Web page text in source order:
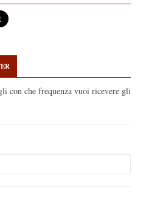
con che frequenza vuoi ricevere gli